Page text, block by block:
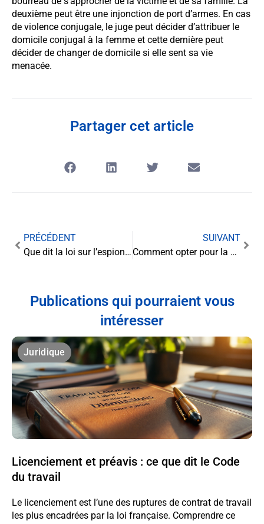
deuxième peut être une injonction de port d’armes. En cas
de violence conjugale, le juge peut décider d’attribuer le
domicile conjugal à la femme et cette dernière peut
décider de changer de domicile si elle sent sa vie
menacée.
Partager cet article
PRÉCÉDENT
Que dit la loi sur l’espionnage légal d’un téléphone ?
SUIVANT
Comment opter pour la qualité de société à mission ?
Publications qui pourraient vous
intéresser
Juridique
Licenciement et préavis : ce que dit le Code
du travail
Le licenciement est l’une des ruptures de contrat de travail
les plus encadrées par la loi française. Comprendre ce